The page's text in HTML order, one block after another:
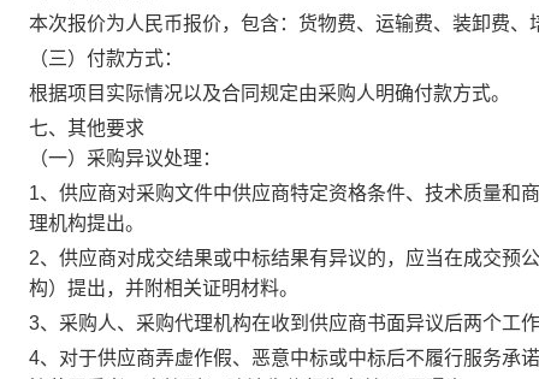
本次报价为人民币报价，包含：货物费、运输费、装卸费
（三）付款方式：
根据项目实际情况以及合同规定由采购人明确付款方式。
七、其他要求
（一）采购异议处理：
1、供应商对采购文件中供应商特定资格条件、技术质量和
理机构提出。
2、供应商对成交结果或中标结果有异议的，应当在成交预
构）提出，并附相关证明材料。
3、采购人、采购代理机构在收到供应商书面异议后两个工
4、对于供应商弄虚作假、恶意中标或中标后不履行服务承